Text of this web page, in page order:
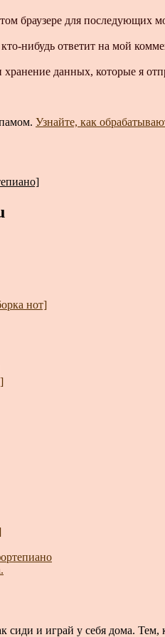
браузере для последующих
нибудь ответит на мой
данных, которые я
Узнайте, как
нот]
и играй у себя дома.